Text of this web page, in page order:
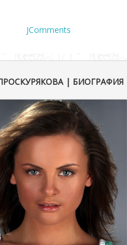
JComments
| БИОГРАФИЯ